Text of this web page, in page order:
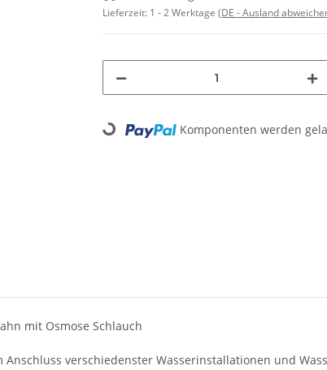
Lieferzeit: 1 - 2 Werktage (DE - Ausland
Loading... Komponenten werden
mit Osmose Schlauch
verschiedenster Wasserinstallationen und